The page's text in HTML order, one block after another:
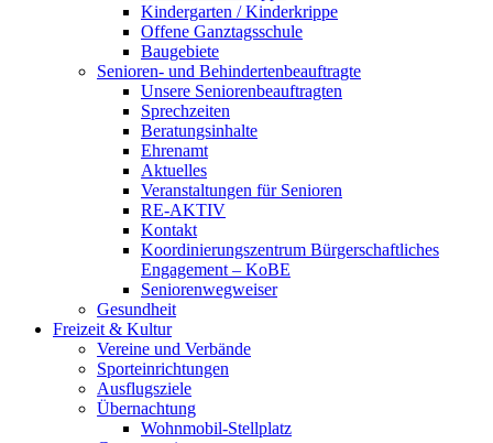
Kindergarten / Kinderkrippe
Offene Ganztagsschule
Baugebiete
Senioren- und Behindertenbeauftragte
Unsere Seniorenbeauftragten
Sprechzeiten
Beratungsinhalte
Ehrenamt
Aktuelles
Veranstaltungen für Senioren
RE-AKTIV
Kontakt
Koordinierungszentrum Bürgerschaftliches
Engagement – KoBE
Seniorenwegweiser
Gesundheit
Freizeit & Kultur
Vereine und Verbände
Sporteinrichtungen
Ausflugsziele
Übernachtung
Wohnmobil-Stellplatz